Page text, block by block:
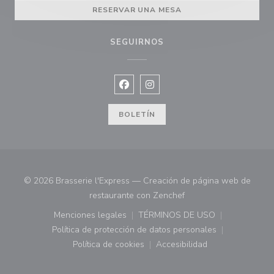
RESERVAR UNA MESA
SEGUIRNOS
Facebook ((abre en una nueva
Instagram ((abre en una
BOLETÍN
© 2026 Brasserie l'Express — Creación de página web de
restaurante con Zenchef((abre en una nueva
Menciones legales
((abre en una nueva ventana))
TÉRMINOS DE USO
((abre en una nueva
Política de protección de datos personales
((abre en una nueva ventana))
Política de cookies
((abre en una nueva ventana))
Accesibilidad
((abre en una nueva